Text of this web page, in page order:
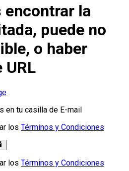
encontrar la
puede no
o haber
URL
en tu casilla de E-mail
los Términos y Condiciones
los Términos y Condiciones